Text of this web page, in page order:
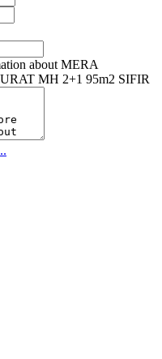
about MERA
MH 2+1 95m2 SIFIR